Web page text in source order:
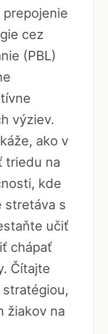
cez
(PBL)
výziev.
ako v
triedu na
kde
stretáva s
učiť
chápať
Čítajte
žiakov na